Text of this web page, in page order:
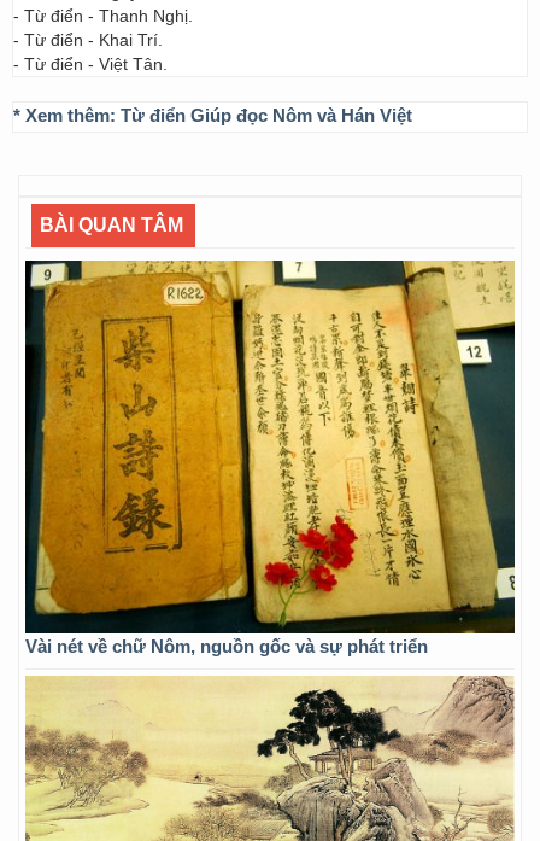
- Từ điển - Thanh Nghị.
- Từ điển - Khai Trí.
- Từ điển - Việt Tân.
* Xem thêm: Từ điển Giúp đọc Nôm và Hán Việt
BÀI QUAN TÂM
Vài nét về chữ Nôm, nguồn gốc và sự phát triển